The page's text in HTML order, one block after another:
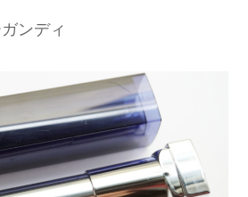
ンディ